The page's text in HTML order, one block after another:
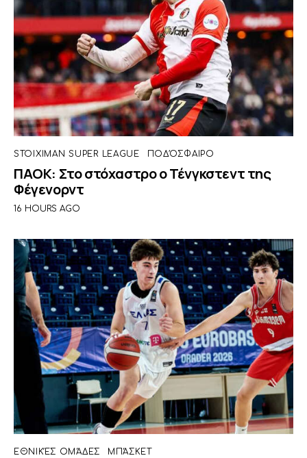
STOIXIMAN SUPER LEAGUE ΠΟΔΌΣΦΑΙΡΟ
ΠΑΟΚ: Στο στόχαστρο ο Τένγκστεντ της
Φέγενορντ
16 HOURS AGO
ΕΘΝΙΚΈΣ ΟΜΆΔΕΣ ΜΠΆΣΚΕΤ